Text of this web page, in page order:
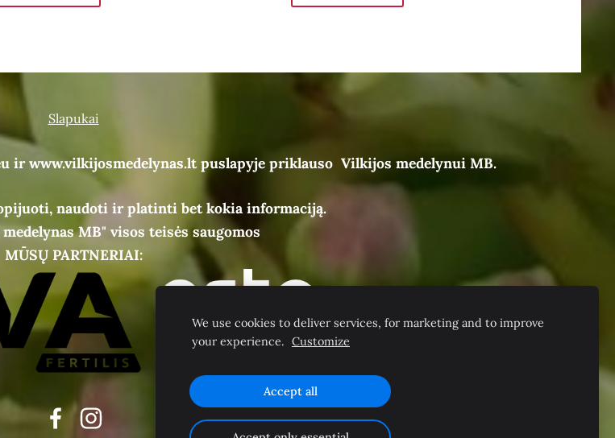
Slapukai
ir www.vilkijosmedelynas.lt puslapyje priklauso Vilkijos medelynui MB.
naudoti ir platinti bet kokia informaciją.
MB" visos teisės saugomos
MŪSŲ PARTNERIAI:
We use cookies to deliver services, for marketing and to improve
your experience. Customize
Accept all